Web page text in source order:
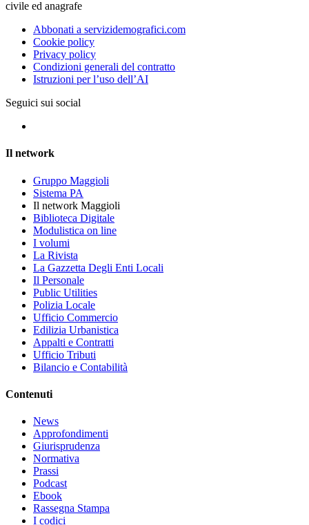
civile ed anagrafe
Abbonati a servizidemografici.com
Cookie policy
Privacy policy
Condizioni generali del contratto
Istruzioni per l’uso dell’AI
Seguici sui social
Il network
Gruppo Maggioli
Sistema PA
Il network Maggioli
Biblioteca Digitale
Modulistica on line
I volumi
La Rivista
La Gazzetta Degli Enti Locali
Il Personale
Public Utilities
Polizia Locale
Ufficio Commercio
Edilizia Urbanistica
Appalti e Contratti
Ufficio Tributi
Bilancio e Contabilità
Contenuti
News
Approfondimenti
Giurisprudenza
Normativa
Prassi
Podcast
Ebook
Rassegna Stampa
I codici